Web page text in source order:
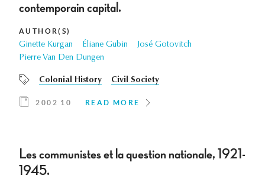
contemporain capital.
AUTHOR(S)
Ginette Kurgan Éliane Gubin
José Gotovitch
Pierre Van Den Dungen
Colonial History Civil Society
2002 10 READ MORE
Les communistes et la question nationale, 1921-
1945.